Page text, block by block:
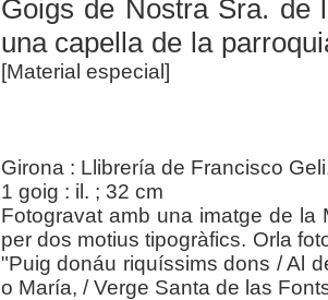
Goigs de Nostra Sra. de
una capella de la
[Material especial]
Girona : Llibrería de Francisco
1 goig : il. ; 32 cm
Fotogravat amb una imatge de
per dos motius tipogràfics. Orla
"Puig donáu riquíssims dons / Al
o María, / Verge Santa de las